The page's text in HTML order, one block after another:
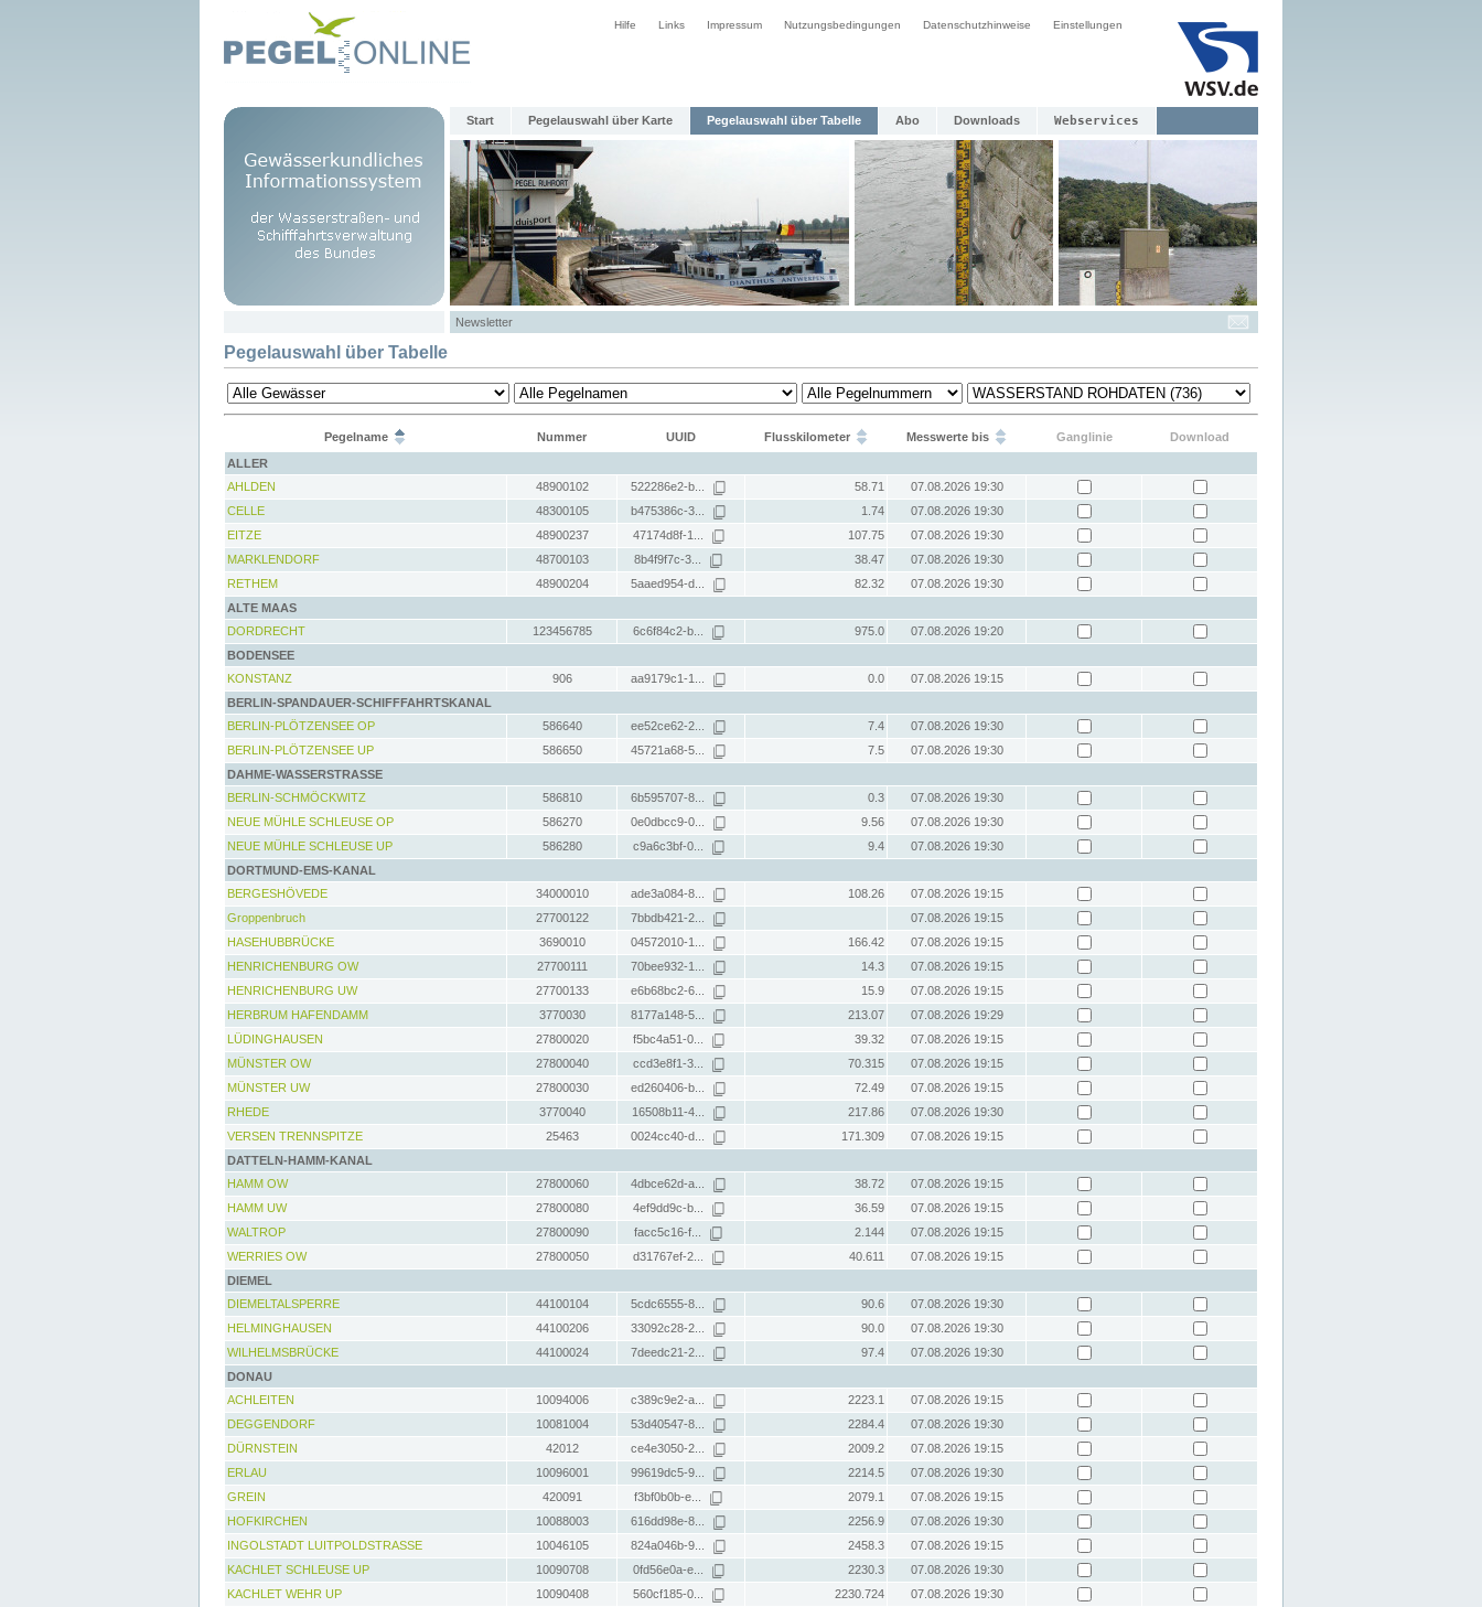
Hilfe Links Impressum Nutzungsbedingungen Datenschutzhinweise Einstellungen
Start Pegelauswahl über Karte Pegelauswahl über Tabelle Abo Downloads Webservices
Newsletter
Pegelauswahl über Tabelle
Pegelname Nummer UUID Flusskilometer Messwerte bis Ganglinie
Download
ALLER
AHLDEN
48900102 522286e2-b... 58.71
07.08.2026 19:30
CELLE
48300105 b475386c-3... 1.74
07.08.2026 19:30
EITZE
48900237 47174d8f-1... 107.75
07.08.2026 19:30
MARKLENDORF
48700103 8b4f9f7c-3... 38.47
07.08.2026 19:30
RETHEM
48900204 5aaed954-d... 82.32
07.08.2026 19:30
ALTE MAAS
DORDRECHT
123456785 6c6f84c2-b... 975.0
07.08.2026 19:20
BODENSEE
KONSTANZ
906 aa9179c1-1... 0.0
07.08.2026 19:15
BERLIN-SPANDAUER-SCHIFFFAHRTSKANAL
BERLIN-PLÖTZENSEE OP
586640 ee52ce62-2... 7.4
07.08.2026 19:30
BERLIN-PLÖTZENSEE UP
586650 45721a68-5... 7.5
07.08.2026 19:30
DAHME-WASSERSTRASSE
BERLIN-SCHMÖCKWITZ
586810 6b595707-8... 0.3
07.08.2026 19:30
NEUE MÜHLE SCHLEUSE OP
586270 0e0dbcc9-0... 9.56
07.08.2026 19:30
NEUE MÜHLE SCHLEUSE UP
586280 c9a6c3bf-0... 9.4
07.08.2026 19:30
DORTMUND-EMS-KANAL
BERGESHÖVEDE
34000010 ade3a084-8... 108.26
07.08.2026 19:15
Groppenbruch
27700122 7bbdb421-2...
07.08.2026 19:15
HASEHUBBRÜCKE
3690010 04572010-1... 166.42
07.08.2026 19:15
HENRICHENBURG OW
27700111 70bee932-1... 14.3
07.08.2026 19:15
HENRICHENBURG UW
27700133 e6b68bc2-6... 15.9
07.08.2026 19:15
HERBRUM HAFENDAMM
3770030 8177a148-5... 213.07
07.08.2026 19:29
LÜDINGHAUSEN
27800020 f5bc4a51-0... 39.32
07.08.2026 19:15
MÜNSTER OW
27800040 ccd3e8f1-3... 70.315
07.08.2026 19:15
MÜNSTER UW
27800030 ed260406-b... 72.49
07.08.2026 19:15
RHEDE
3770040 16508b11-4... 217.86
07.08.2026 19:30
VERSEN TRENNSPITZE
25463 0024cc40-d... 171.309
07.08.2026 19:15
DATTELN-HAMM-KANAL
HAMM OW
27800060 4dbce62d-a... 38.72
07.08.2026 19:15
HAMM UW
27800080 4ef9dd9c-b... 36.59
07.08.2026 19:15
WALTROP
27800090 facc5c16-f... 2.144
07.08.2026 19:15
WERRIES OW
27800050 d31767ef-2... 40.611
07.08.2026 19:15
DIEMEL
DIEMELTALSPERRE
44100104 5cdc6555-8... 90.6
07.08.2026 19:30
HELMINGHAUSEN
44100206 33092c28-2... 90.0
07.08.2026 19:30
WILHELMSBRÜCKE
44100024 7deedc21-2... 97.4
07.08.2026 19:30
DONAU
ACHLEITEN
10094006 c389c9e2-a... 2223.1
07.08.2026 19:15
DEGGENDORF
10081004 53d40547-8... 2284.4
07.08.2026 19:30
DÜRNSTEIN
42012 ce4e3050-2... 2009.2
07.08.2026 19:15
ERLAU
10096001 99619dc5-9... 2214.5
07.08.2026 19:30
GREIN
420091 f3bf0b0b-e... 2079.1
07.08.2026 19:15
HOFKIRCHEN
10088003 616dd98e-8... 2256.9
07.08.2026 19:30
INGOLSTADT LUITPOLDSTRASSE
10046105 824a046b-9... 2458.3
07.08.2026 19:15
KACHLET SCHLEUSE UP
10090708 0fd56e0a-e... 2230.3
07.08.2026 19:30
KACHLET WEHR UP
10090408 560cf185-0... 2230.724
07.08.2026 19:30